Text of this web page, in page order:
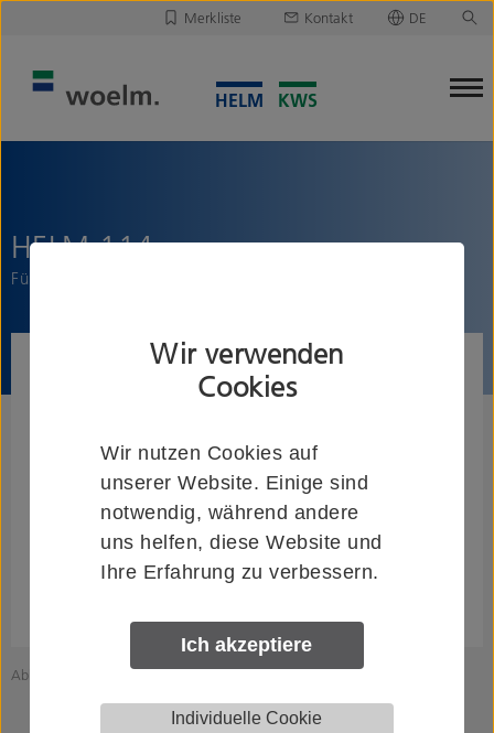
Wir verwenden
Cookies
Wir nutzen Cookies auf
unserer Website. Einige sind
notwendig, während andere
uns helfen, diese Website und
Ihre Erfahrung zu verbessern.
Ich akzeptiere
Individuelle Cookie
Merkliste Kontakt DE
HELM 114
Führungsgleiter
Abbildung zeigt HELM 011460